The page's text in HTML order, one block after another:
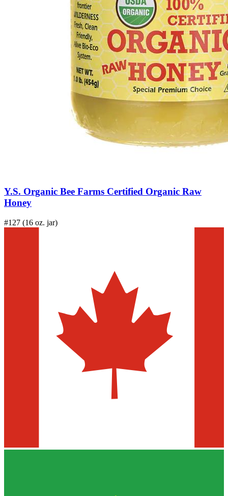
Y.S. Organic Bee Farms Certified Organic Raw
Honey
#127 (16 oz. jar)